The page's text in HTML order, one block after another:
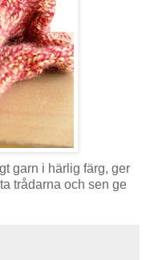
garn i härlig färg, ger
trådarna och sen ge